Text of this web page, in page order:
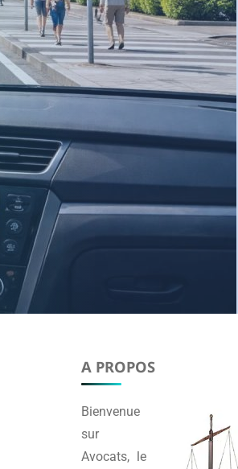
A PROPOS
Bienvenue
sur
Avocats, le